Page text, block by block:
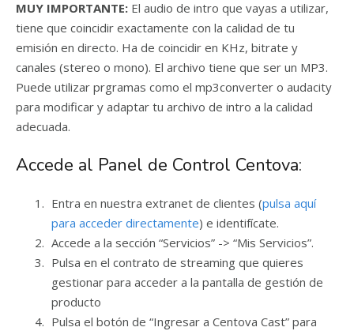
MUY IMPORTANTE: El audio de intro que vayas a utilizar,
tiene que coincidir exactamente con la calidad de tu
emisión en directo. Ha de coincidir en KHz, bitrate y
canales (stereo o mono). El archivo tiene que ser un MP3.
Puede utilizar prgramas como el mp3converter o audacity
para modificar y adaptar tu archivo de intro a la calidad
adecuada.
Accede al Panel de Control Centova:
Entra en nuestra extranet de clientes (pulsa aquí
para acceder directamente) e identifícate.
Accede a la sección “Servicios” -> “Mis Servicios”.
Pulsa en el contrato de streaming que quieres
gestionar para acceder a la pantalla de gestión de
producto
Pulsa el botón de “Ingresar a Centova Cast” para